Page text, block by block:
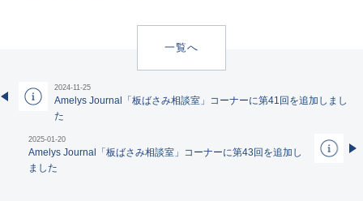
一覧へ
2024-11-25
Amelys Journal「板ばさみ相談室」コーナーに第41回を追加しまし
た
2025-01-20
Amelys Journal「板ばさみ相談室」コーナーに第43回を追加し
ました